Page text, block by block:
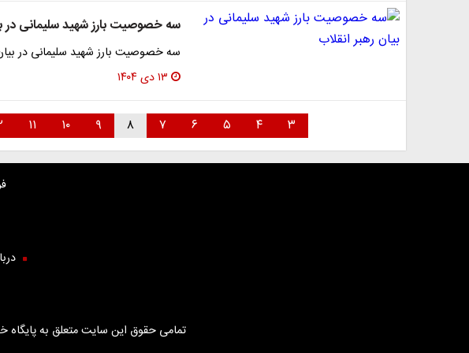
سه خصوصیت بارز شهید سلیمانی در
سه خصوصیت بارز شهید سلیمانی در
۱۳ دی ۱۴۰۴
۳ ۴ ۵ ۶ ۷ ۸ ۹ ۱۰ ۱۱
تمامی حقوق این سایت متعلق به پایگاه